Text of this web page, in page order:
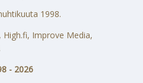
1998.
High.fi, Improve Media,
- 2026